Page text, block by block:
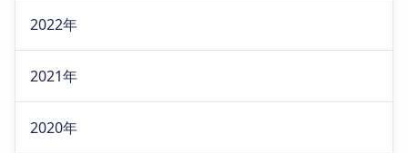
2022年
2021年
2020年